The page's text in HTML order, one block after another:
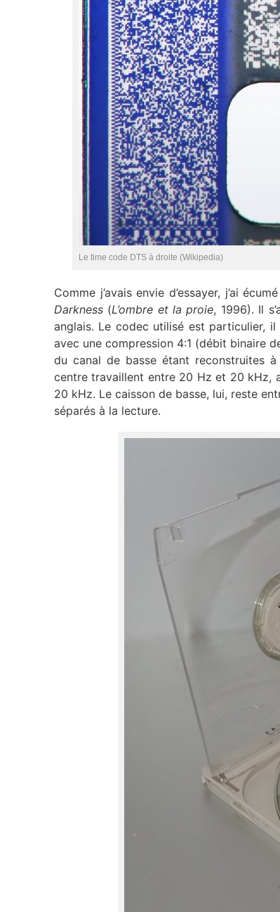
Le time code DTS à droite (Wikipedia)
Comme j’avais envie d’essayer, j’ai
Darkness (L’ombre et la proie, 1996). Il
anglais. Le codec utilisé est particulier, il
avec une compression 4:1 (débit binaire
du canal de basse étant reconstruites
centre travaillent entre 20 Hz et 20 kHz,
20 kHz. Le caisson de basse, lui, reste
séparés à la lecture.